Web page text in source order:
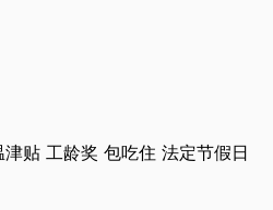
津贴 工龄奖 包吃住 法定节假日